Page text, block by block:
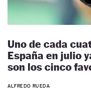
Uno de cada
España en julio
son los cinco
ALFREDO RUEDA